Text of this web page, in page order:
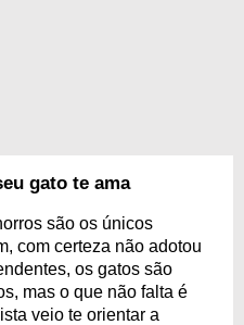
gato te ama
são os únicos
com certeza não adotou
os gatos são
mas o que não falta é
veio te orientar a